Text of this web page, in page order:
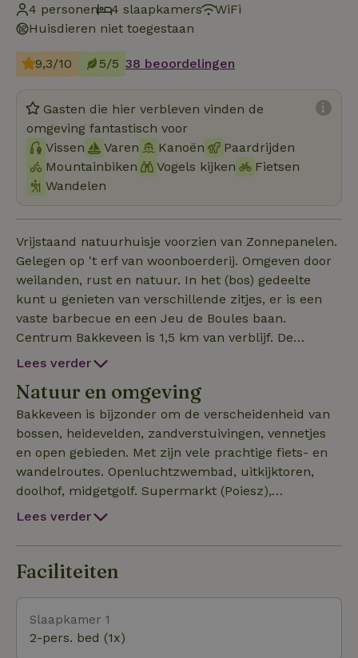
4 personen
4 slaapkamers
WiFi
Huisdieren niet toegestaan
9,3/10 5/5 38 beoordelingen
Gasten die hier verbleven vinden de
omgeving fantastisch voor
Vissen
Varen Kanoën
Paardrijden
Mountainbiken
Vogels kijken
Fietsen
Wandelen
Vrijstaand natuurhuisje voorzien van Zonnepanelen.
Gelegen op 't erf van woonboerderij. Omgeven door
weilanden, rust en natuur. In het (bos) gedeelte
kunt u genieten van verschillende zitjes, er is een
vaste barbecue en een Jeu de Boules baan.
Centrum Bakkeveen is 1,5 km van verblijf. De
indeling van het natuurhuisje: Begane grond, Entree,
(thee-/handdoeken, vaatdoekjes aanwezig),
inductiekookplaat, oven, vaatwasser, koel-vries
combinatie, Hal, Badkamer voorzien van douche,
bad en toilet (Badlakens aanwezig), kleine kamer
met stapelbed, een kamer met 2 persoons bed.
Trap naar boven verdieping, 2 kamers met 2
persoons bedden (Beddengoed aanwezig).
Lees verder
Natuur en omgeving
Bakkeveen is bijzonder om de verscheidenheid van
bossen, heidevelden, zandverstuivingen, vennetjes
en open gebieden. Met zijn vele prachtige fiets- en
wandelroutes. Openluchtzwembad, uitkijktoren,
doolhof, midgetgolf. Supermarkt (Poiesz),
eetgelegenheden zijn in het dorp aanwezig.
Lees verder
Faciliteiten
Slaapkamer 1
2-pers. bed (1x)